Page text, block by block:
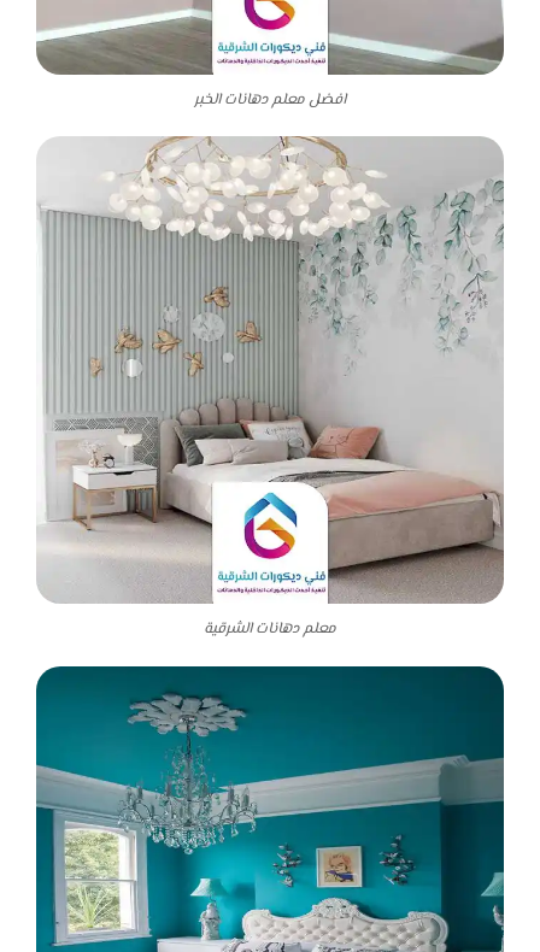
افضل معلم دهانات الخبر
معلم دهانات الشرقية